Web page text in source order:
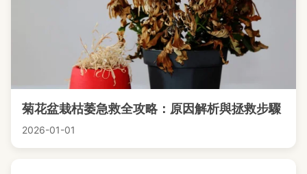
菊花盆栽枯萎急救全攻略：原因解析與拯救步驟
2026-01-01